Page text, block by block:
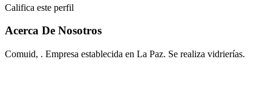
Califica este perfil
Acerca De Nosotros
Comuid, . Empresa establecida en La Paz. Se realiza vidrierías.